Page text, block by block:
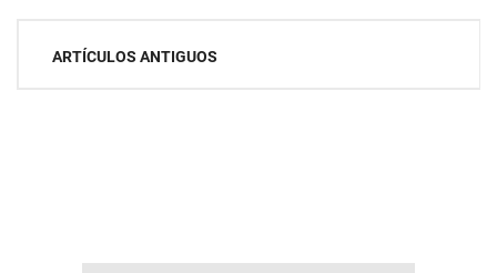
Navegación
ARTÍCULOS ANTIGUOS